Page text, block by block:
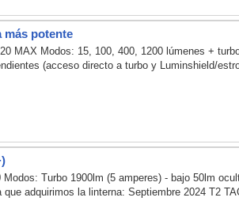
más potente
MAX Modos: 15, 100, 400, 1200 lúmenes +
(acceso directo a turbo y Luminshield/
Turbo 1900lm (5 amperes) - bajo 50lm
adquirimos la linterna: Septiembre 2024 T2